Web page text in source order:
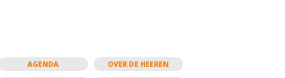
AGENDA
OVER DE HEEREN